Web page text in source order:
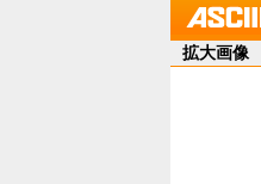
拡大画像